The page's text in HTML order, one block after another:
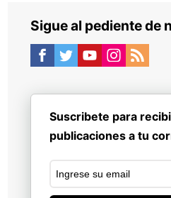
Sigue al pediente de
Suscribete para
publicaciones a tu